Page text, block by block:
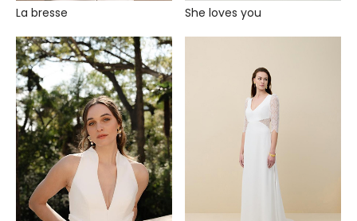
La bresse She loves you